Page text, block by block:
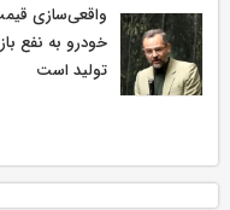
واقعی‌سازی
خودرو به نفع
تولید است